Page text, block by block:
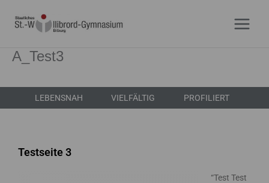
Inhalt
A_Test3
LEBENSNAH VIELFÄLTIG PROFILIERT
Testseite 3
“Test Test